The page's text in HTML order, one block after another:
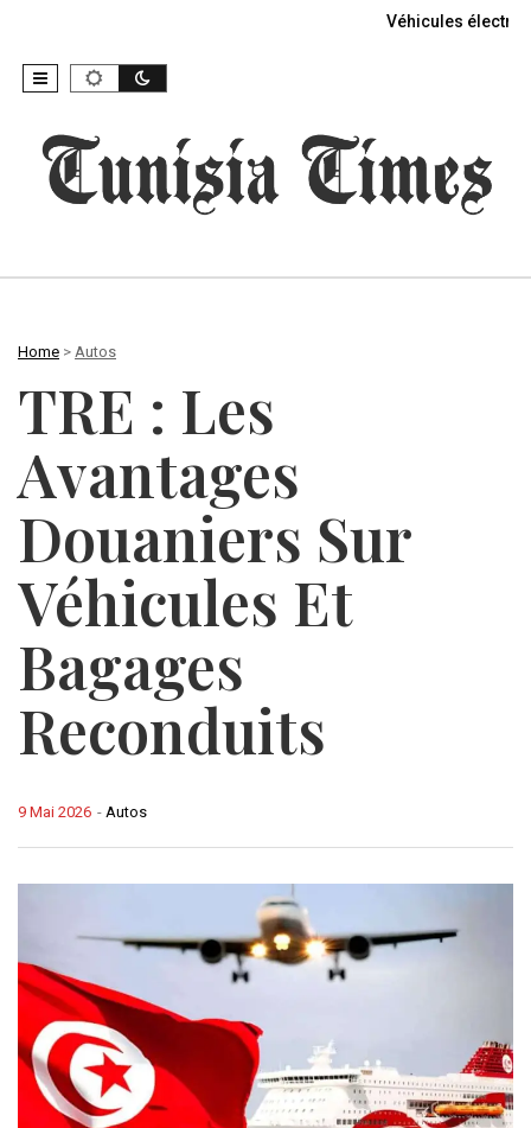
Véhicules
Home > Autos
TRE : Les
Avantages
Douaniers Sur
Véhicules Et
Bagages
Reconduits
- Autos
9 Mai 2026